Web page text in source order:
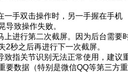
一手双击操作时，另一手握在手机
导致操作失败。
上进行第二次截屏。因为后台需要
2秒之后再进行下一次截屏。
致指关节识别无法正常使用，建议
要数据（特别是微信QQ等第三方重